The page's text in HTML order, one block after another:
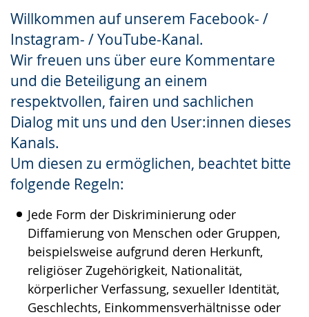
Willkommen auf unserem Facebook- /
Instagram- / YouTube-Kanal.
Wir freuen uns über eure Kommentare
und die Beteiligung an einem
respektvollen, fairen und sachlichen
Dialog mit uns und den User:innen dieses
Kanals.
Um diesen zu ermöglichen, beachtet bitte
folgende Regeln:
Jede Form der Diskriminierung oder
Diffamierung von Menschen oder Gruppen,
beispielsweise aufgrund deren Herkunft,
religiöser Zugehörigkeit, Nationalität,
körperlicher Verfassung, sexueller Identität,
Geschlechts, Einkommensverhältnisse oder
wechseln.
Deutscher
Gebärdensprache
wird
angezeigt.